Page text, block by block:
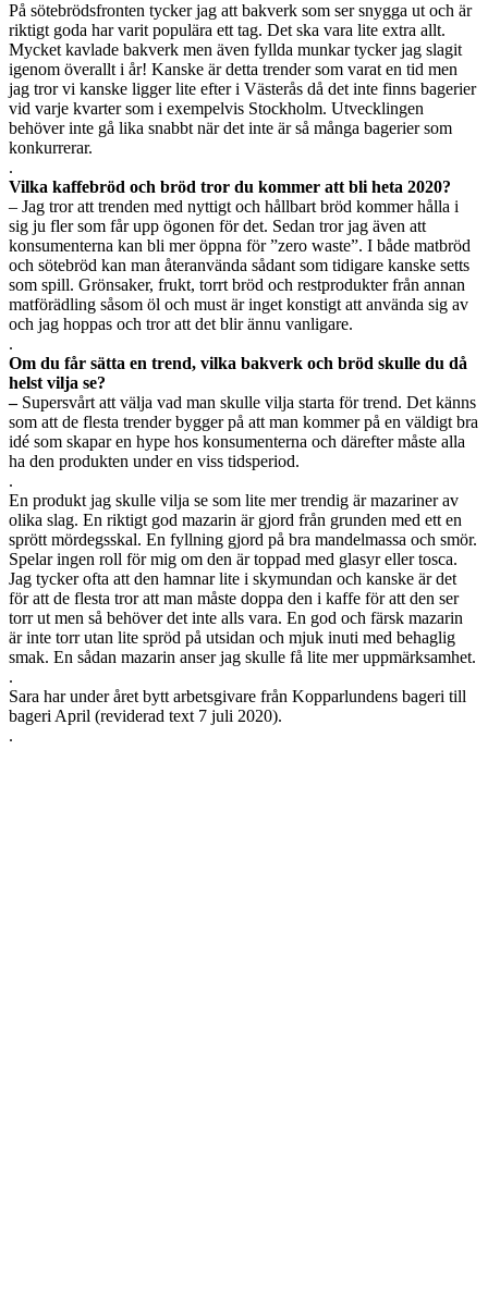
På sötebrödsfronten tycker jag att bakverk som ser snygga ut och är
riktigt goda har varit populära ett tag. Det ska vara lite extra allt.
Mycket kavlade bakverk men även fyllda munkar tycker jag slagit
igenom överallt i år! Kanske är detta trender som varat en tid men
jag tror vi kanske ligger lite efter i Västerås då det inte finns bagerier
vid varje kvarter som i exempelvis Stockholm. Utvecklingen
behöver inte gå lika snabbt när det inte är så många bagerier som
konkurrerar.
.
Vilka kaffebröd och bröd tror du kommer att bli heta 2020?
– Jag tror att trenden med nyttigt och hållbart bröd kommer hålla i
sig ju fler som får upp ögonen för det. Sedan tror jag även att
konsumenterna kan bli mer öppna för ”zero waste”. I både matbröd
och sötebröd kan man återanvända sådant som tidigare kanske setts
som spill. Grönsaker, frukt, torrt bröd och restprodukter från annan
matförädling såsom öl och must är inget konstigt att använda sig av
och jag hoppas och tror att det blir ännu vanligare.
.
Om du får sätta en trend, vilka bakverk och bröd skulle du då
helst vilja se?
– Supersvårt att välja vad man skulle vilja starta för trend. Det känns
som att de flesta trender bygger på att man kommer på en väldigt bra
idé som skapar en hype hos konsumenterna och därefter måste alla
ha den produkten under en viss tidsperiod.
.
En produkt jag skulle vilja se som lite mer trendig är mazariner av
olika slag. En riktigt god mazarin är gjord från grunden med ett en
sprött mördegsskal. En fyllning gjord på bra mandelmassa och smör.
Spelar ingen roll för mig om den är toppad med glasyr eller tosca.
Jag tycker ofta att den hamnar lite i skymundan och kanske är det
för att de flesta tror att man måste doppa den i kaffe för att den ser
torr ut men så behöver det inte alls vara. En god och färsk mazarin
är inte torr utan lite spröd på utsidan och mjuk inuti med behaglig
smak. En sådan mazarin anser jag skulle få lite mer uppmärksamhet.
.
Sara har under året bytt arbetsgivare från Kopparlundens bageri till
bageri April (reviderad text 7 juli 2020).
.